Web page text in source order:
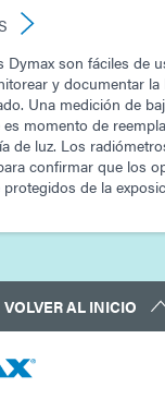
Dymax son fáciles de
y documentar la
Una medición de
momento de
de luz. Los
confirmar que los
de la
VOLVER AL INICIO